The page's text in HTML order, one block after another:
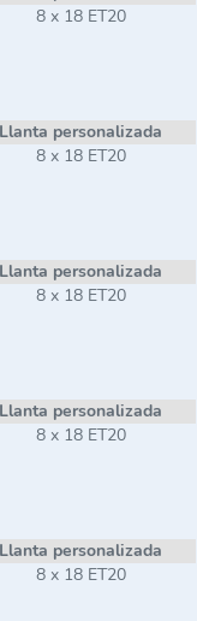
8 x 18 ET20
Llanta personalizada
8 x 18 ET20
Llanta personalizada
8 x 18 ET20
Llanta personalizada
8 x 18 ET20
Llanta personalizada
8 x 18 ET20